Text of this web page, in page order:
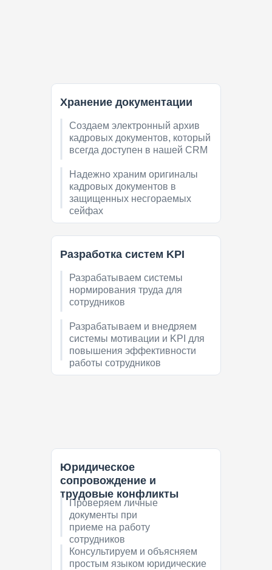
Создаем электронный архив
кадровых документов, который
всегда доступен в нашей CRM
Хранение документации
Надежно храним оригиналы
кадровых документов в
защищенных несгораемых
сейфах
Формируем первичку,
отправляем оригиналы на
подписываем по доверенности
Разработка систем KPI
Разрабатываем и внедряем
системы мотивации и KPI для
повышения эффективности
работы сотрудников
Разрабатываем системы
нормирования труда для
сотрудников
Проверяем личные
документы при
приеме на работу
сотрудников
Юридическое
сопровождение и
трудовые конфликты
Консультируем и объясняем
простым языком юридические